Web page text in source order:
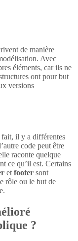
de manière
Avec
éléments, car ils ne
ont pour but
versions
il y a différentes
code peut être
raconte quelque
ce qu’il est. Certains
et footer sont
rôle ou le but de
?